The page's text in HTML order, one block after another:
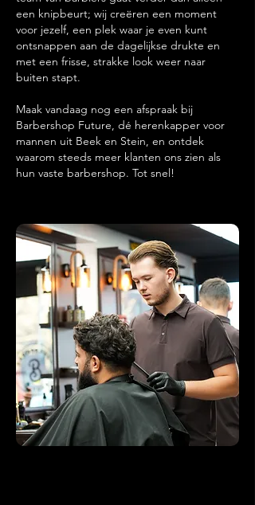
een knipbeurt; wij creëren een moment
voor jezelf, een plek waar je even kunt
ontsnappen aan de dagelijkse drukte en
met een frisse, strakke look weer naar
buiten stapt.
Maak vandaag nog een afspraak bij
Barbershop Future, dé herenkapper voor
mannen uit Beek en Stein, en ontdek
waarom steeds meer klanten ons zien als
hun vaste barbershop. Tot snel!